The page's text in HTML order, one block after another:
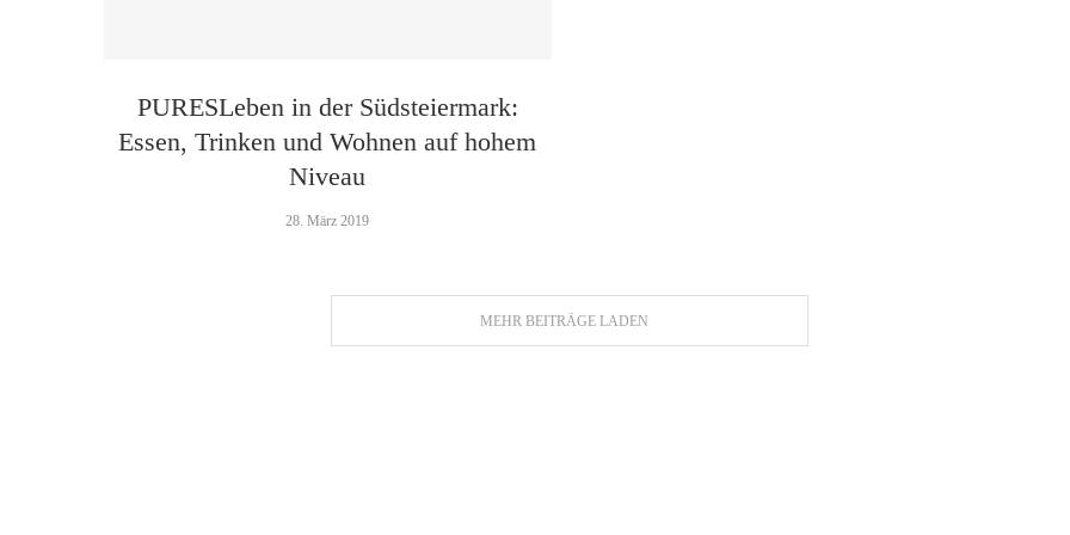
PURESLeben in der Südsteiermark:
Essen, Trinken und Wohnen auf hohem
Niveau
28. März 2019
MEHR BEITRÄGE LADEN